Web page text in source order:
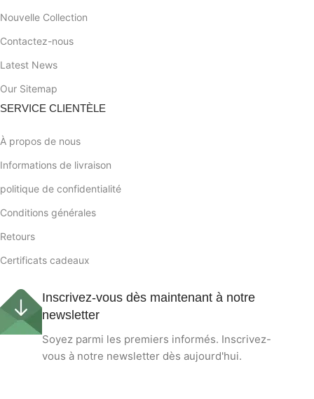
Nouvelle Collection
Contactez-nous
Latest News
Our Sitemap
SERVICE CLIENTÈLE
À propos de nous
Informations de livraison
politique de confidentialité
Conditions générales
Retours
Certificats cadeaux
Inscrivez-vous dès maintenant à notre
newsletter
Soyez parmi les premiers informés. Inscrivez-
vous à notre newsletter dès aujourd'hui.